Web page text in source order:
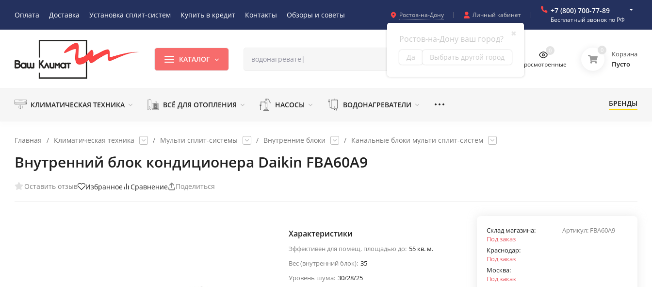
Оплата Доставка Установка сплит-систем Купить в кредит Контакты Обзоры и советы Ростов-на-Дону
✖
Ростов-на-Дону ваш город?
Да Выбрать другой город
Личный кабинет +7 (800) 700-77-89
Бесплатный звонок по РФ
КАТАЛОГ
Просмотренные
0 0
Корзина
Пусто
КЛИМАТИЧЕСКАЯ ТЕХНИКА ВСЁ ДЛЯ ОТОПЛЕНИЯ НАСОСЫ ВОДОНАГРЕВАТЕЛИ БРЕНДЫ
Главная / Климатическая техника / Мульти сплит-системы / Внутренние блоки / Канальные блоки мульти сплит-систем
Внутренний блок кондиционера Daikin FBA60A9
Оставить отзыв Избранное Сравнение Поделиться
Характеристики
Эффективен для помещ. площадью до: 55 кв. м.
Вес (внутренний блок): 35
Уровень шума: 30/28/25
Артикул: FBA60A9
Склад магазина:
Под заказ
Краснодар:
Под заказ
Москва:
Под заказ